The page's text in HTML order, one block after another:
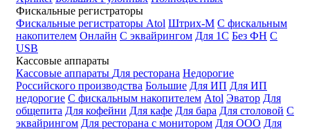
Фискальные регистраторы
Фискальные регистраторы Atol Штрих-М С фискальным
накопителем Онлайн С эквайрингом Для 1С Без ФН С
USB
Кассовые аппараты
Кассовые аппараты Для ресторана Недорогие
Российского производства Большие Для ИП Для ИП
недорогие С фискальным накопителем Atol Эватор Для
общепита Для кофейни Для кафе Для бара Для столовой С
эквайрингом Для ресторана с монитором Для ООО Для